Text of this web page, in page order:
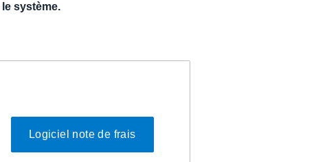
système.
Logiciel note de frais